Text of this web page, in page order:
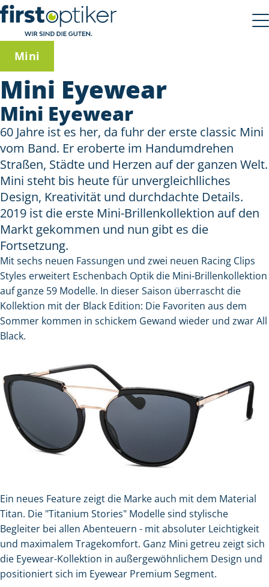
Mini
Mini Eyewear
Mini Eyewear
60 Jahre ist es her, da fuhr der erste classic Mini
vom Band. Er eroberte im Handumdrehen
Straßen, Städte und Herzen auf der ganzen Welt.
Mini steht bis heute für unvergleichlliches
Design, Kreativität und durchdachte Details.
2019 ist die erste Mini-Brillenkollektion auf den
Markt gekommen und nun gibt es die
Fortsetzung.
Mit sechs neuen Fassungen und zwei neuen Racing Clips
Styles erweitert Eschenbach Optik die Mini-Brillenkollektion
auf ganze 59 Modelle. In dieser Saison überrascht die
Kollektion mit der Black Edition: Die Favoriten aus dem
Sommer kommen in schickem Gewand wieder und zwar All
Black.
Ein neues Feature zeigt die Marke auch mit dem Material
Titan. Die "Titanium Stories" Modelle sind stylische
Begleiter bei allen Abenteuern - mit absoluter Leichtigkeit
und maximalem Tragekomfort. Ganz Mini getreu zeigt sich
die Eyewear-Kollektion in außergewöhnlichem Design und
positioniert sich im Eyewear Premium Segment.